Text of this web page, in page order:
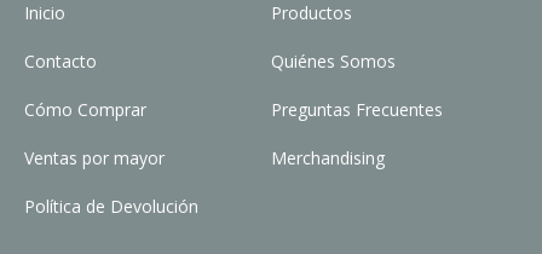
Inicio
Productos
Contacto Quiénes Somos
Cómo Comprar Preguntas Frecuentes
Ventas por mayor Merchandising
Política de Devolución